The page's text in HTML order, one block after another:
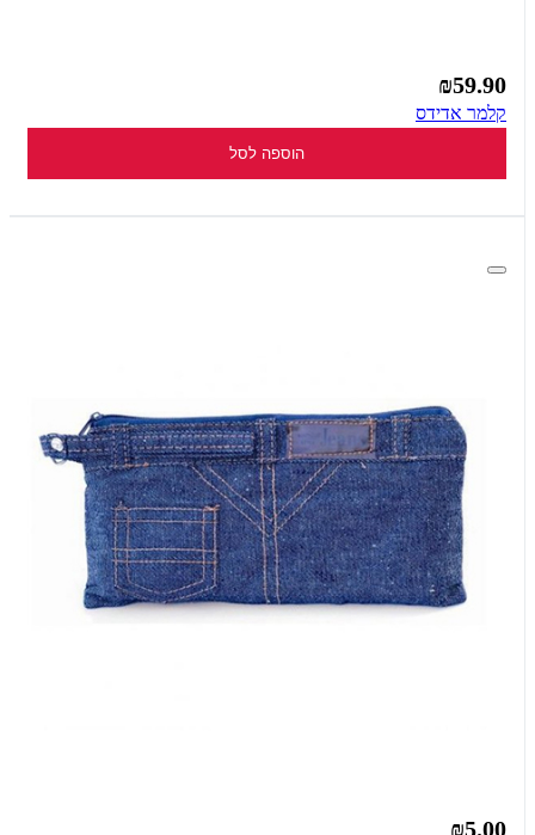
₪59.90
קלמר אדידס
הוספה לסל
₪5.00